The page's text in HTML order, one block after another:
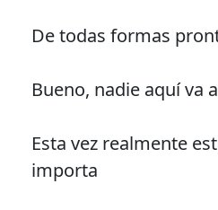
De todas formas
Bueno, nadie aquí va
Esta vez realmente
importa